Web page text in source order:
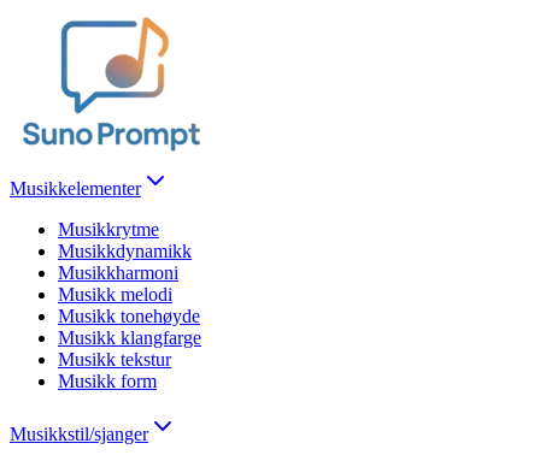
Musikkelementer
Musikkrytme
Musikkdynamikk
Musikkharmoni
Musikk melodi
Musikk tonehøyde
Musikk klangfarge
Musikk tekstur
Musikk form
Musikkstil/sjanger